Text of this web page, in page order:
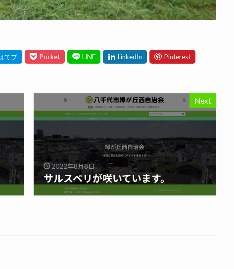
Next
2022年8月8日
サルスベリが咲いています。